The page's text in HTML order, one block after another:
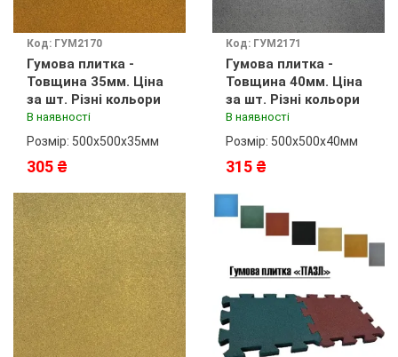
Код: ГУМ2170
Гумова плитка -
Товщина 35мм. Ціна
за шт. Різні кольори
В наявності
Розмір: 500х500х35мм
305 ₴
Код: ГУМ2171
Гумова плитка -
Товщина 40мм. Ціна
за шт. Різні кольори
В наявності
Розмір: 500х500х40мм
315 ₴